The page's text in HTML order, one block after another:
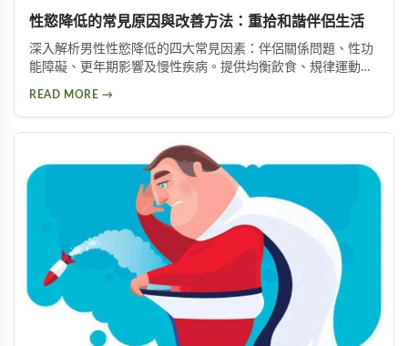
性慾降低的常見原因與改善方法：重拾和諧伴侶生活
深入解析男性性慾降低的四大常見因素：伴侶關係問題、性功
能障礙、更年期影響及慢性疾病。提供均衡飲食、規律運動、
READ MORE →